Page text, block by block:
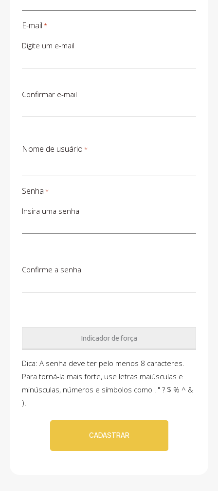
E-mail *
Digite um e-mail
Confirmar e-mail
Nome de usuário *
Senha *
Insira uma senha
Confirme a senha
Indicador de força
Dica: A senha deve ter pelo menos 8 caracteres.
Para torná-la mais forte, use letras maiúsculas e
minúsculas, números e símbolos como ! " ? $ % ^ &
).